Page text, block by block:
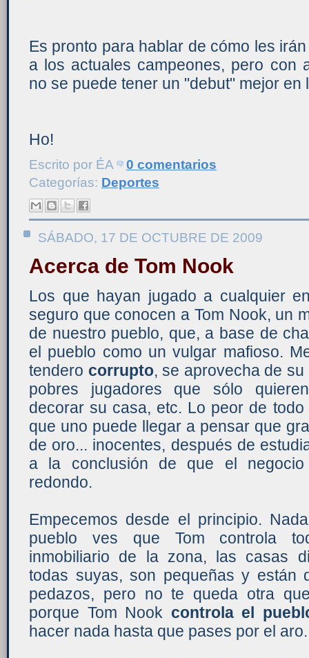
Es pronto para hablar de cómo les
a los actuales campeones, pero con
no se puede tener un "debut" mejor en
Ho!
Escrito por ÉA
0 comentarios
Categorías: Deportes
SÁBADO, 17 DE OCTUBRE DE 2009
Acerca de Tom Nook
Los que hayan jugado a cualquier
seguro que conocen a Tom Nook, un
de nuestro pueblo, que, a base de
el pueblo como un vulgar mafioso.
tendero corrupto, se aprovecha de
pobres jugadores que sólo
decorar su casa, etc. Lo peor de
que uno puede llegar a pensar que
de oro... inocentes, después de
a la conclusión de que el negocio
redondo.
Empecemos desde el principio.
pueblo ves que Tom controla
inmobiliario de la zona, las casas
todas suyas, son pequeñas y están
pedazos, pero no te queda otra
porque Tom Nook controla el
hacer nada hasta que pases por el aro.